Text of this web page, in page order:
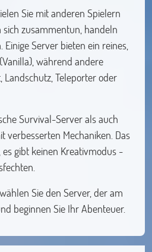
Sie mit anderen Spielern
zusammentun, handeln
Einige Server bieten ein reines,
während andere
Teleporter oder
Survival-Server als auch
verbesserten Mechaniken. Das
gibt keinen Kreativmodus -
Sie den Server, der am
beginnen Sie Ihr Abenteuer.